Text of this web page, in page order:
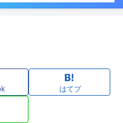
はてブ